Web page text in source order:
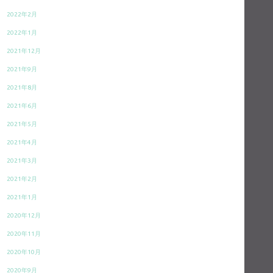
2022年2月
2022年1月
2021年12月
2021年9月
2021年8月
2021年6月
2021年5月
2021年4月
2021年3月
2021年2月
2021年1月
2020年12月
2020年11月
2020年10月
2020年9月